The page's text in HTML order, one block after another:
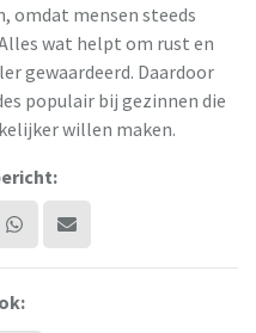
omdat mensen steeds
wat helpt om rust en
gewaardeerd. Daardoor
populair bij gezinnen die
willen maken.